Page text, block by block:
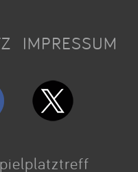
IMPRESSUM